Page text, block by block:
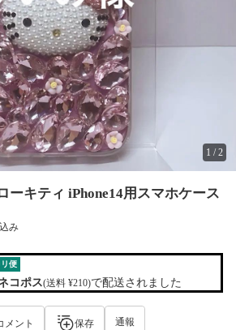
1 /2
ーキティ iPhone14用スマホケース
み
便
コポス(送料 ¥210)で配送されました
メント 保存 通報